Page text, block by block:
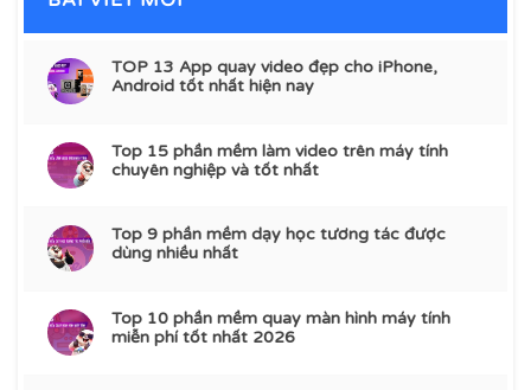
TOP 13 App quay video đẹp cho iPhone,
Android tốt nhất hiện nay
Top 15 phần mềm làm video trên máy tính
chuyên nghiệp và tốt nhất
Top 9 phần mềm dạy học tương tác được
dùng nhiều nhất
Top 10 phần mềm quay màn hình máy tính
miễn phí tốt nhất 2026